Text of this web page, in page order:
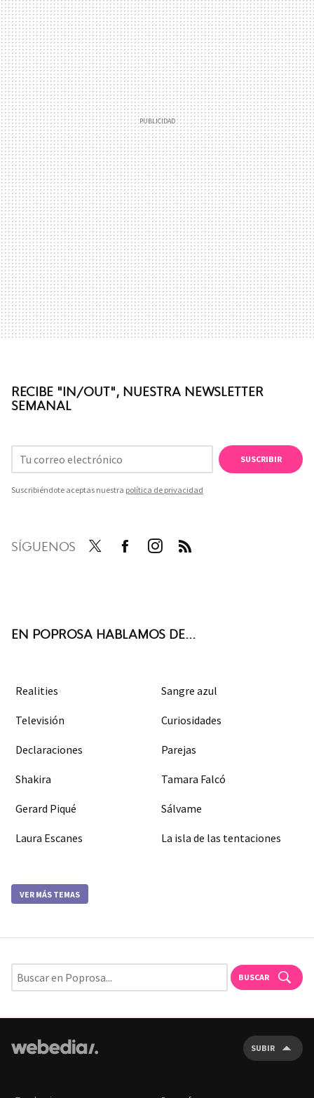
RECIBE "IN/OUT", NUESTRA NEWSLETTER
SEMANAL
SUSCRIBIR
Suscribiéndote aceptas nuestra política de privacidad
SÍGUENOS
EN POPROSA HABLAMOS DE...
Realities Sangre azul
Televisión Curiosidades
Declaraciones Parejas
Shakira Tamara Falcó
Gerard Piqué Sálvame
Laura Escanes La isla de las tentaciones
VER MÁS TEMAS
BUSCAR
SUBIR